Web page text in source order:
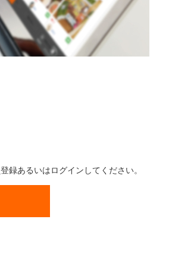
録あるいはログインしてください。